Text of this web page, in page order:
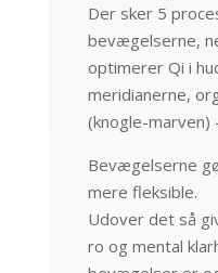
Der sker 5
bevægelserne,
optimerer Qi i
meridianerne,
(knogle-marven)
Bevægelserne
mere fleksible.
Udover det så
ro og mental